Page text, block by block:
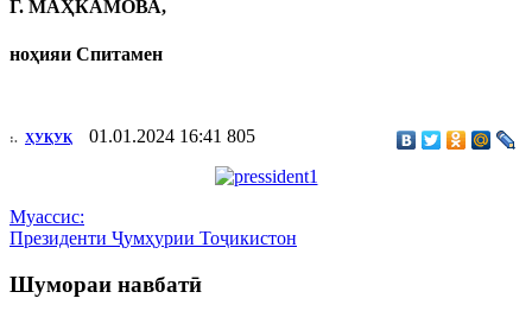
Г. МАҲКАМОВА,
ноҳияи Спитамен
:. ҲУҚУҚ 01.01.2024 16:41 805
Муассис:
Президенти Ҷумҳурии Тоҷикистон
Шумораи навбатӣ